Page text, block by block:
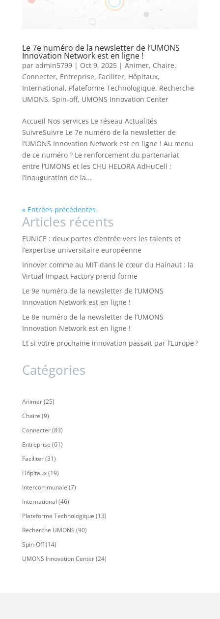
Le 7e numéro de la newsletter de l’UMONS
Innovation Network est en ligne !
par admin5799| Oct 9, 2025| Animer, Chaire,
Connecter, Entreprise, Faciliter, Hôpitaux,
International, Plateforme Technologique, Recherche
UMONS, Spin-off, UMONS Innovation Center
Accueil Nos services Le réseau Actualités
SuivreSuivre Le 7e numéro de la newsletter de
l’UMONS Innovation Network est en ligne ! Au menu
de ce numéro ? Le renforcement du partenariat
entre l’UMONS et les CHU HELORA AdHuCell :
l’inauguration de la...
« Entrées précédentes
Articles récents
EUNICE : deux portes d’entrée vers les talents et
l’expertise universitaire européenne
Innover comme au MIT dans le cœur du Hainaut : la
Virtual Impact Factory prend forme
Le 9e numéro de la newsletter de l’UMONS
Innovation Network est en ligne !
Le 8e numéro de la newsletter de l’UMONS
Innovation Network est en ligne !
Et si votre prochaine innovation passait par l’Europe ?
Catégories
Animer(25)
Chaire (9)
Connecter(83)
Entreprise (61)
Faciliter(31)
Hôpitaux(19)
Intercommunale (7)
International (46)
Plateforme Technologique (13)
Recherche UMONS (90)
Spin-Off(14)
UMONS Innovation Center(24)